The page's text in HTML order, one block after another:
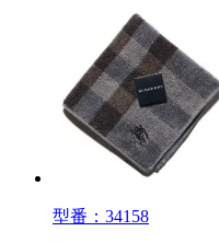
型番：34158